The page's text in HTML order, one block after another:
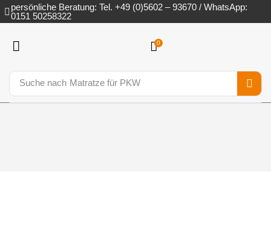
persönliche Beratung: Tel. +49 (0)5602 – 93670 / WhatsApp:
0151 50258322
0
Suche nach Matratze für PKW